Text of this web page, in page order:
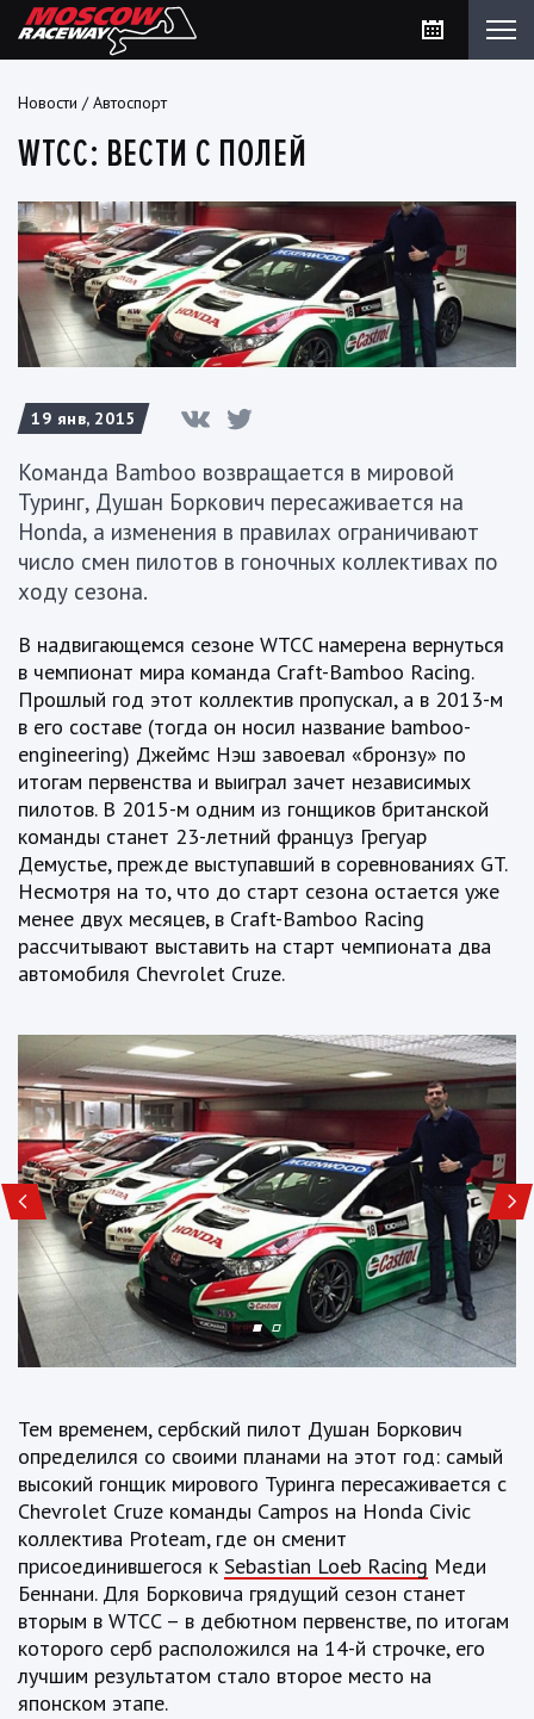
Новости /Автоспорт
WTCC: ВЕСТИ С ПОЛЕЙ
19 янв, 2015
Команда Bamboo возвращается в мировой
Туринг, Душан Боркович пересаживается на
Honda, а изменения в правилах ограничивают
число смен пилотов в гоночных коллективах по
ходу сезона.
В надвигающемся сезоне WTCC намерена вернуться
в чемпионат мира команда Craft-Bamboo Racing.
Прошлый год этот коллектив пропускал, а в 2013-м
в его составе (тогда он носил название bamboo-
engineering) Джеймс Нэш завоевал «бронзу» по
итогам первенства и выиграл зачет независимых
пилотов. В 2015-м одним из гонщиков британской
команды станет 23-летний француз Грегуар
Демустье, прежде выступавший в соревнованиях GT.
Несмотря на то, что до старт сезона остается уже
менее двух месяцев, в Craft-Bamboo Racing
рассчитывают выставить на старт чемпионата два
автомобиля Chevrolet Cruze.
Тем временем, сербский пилот Душан Боркович
определился со своими планами на этот год: самый
высокий гонщик мирового Туринга пересаживается с
Chevrolet Cruze команды Campos на Honda Civic
коллектива Proteam, где он сменит
присоединившегося к Sebastian Loeb Racing Меди
Беннани. Для Борковича грядущий сезон станет
вторым в WTCC – в дебютном первенстве, по итогам
которого серб расположился на 14-й строчке, его
лучшим результатом стало второе место на
японском этапе.